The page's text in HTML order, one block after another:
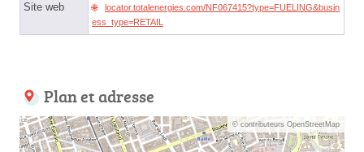
Site web
locator.totalenergies.com/NF067415?type=FUELING&busin
ess_type=RETAIL
Plan et adresse
© contributeurs OpenStreetMap